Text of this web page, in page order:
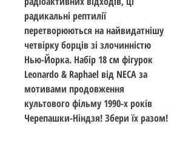
радикальні рептилії
перетворюються на найвидатнішу
четвірку борців зі злочинністю
Нью-Йорка. Набір 18 см фігурок
Leonardo & Raphael від NECA за
мотивами продовження
культового фільму 1990-х років
Черепашки-Ніндзя! Збери їх разом!